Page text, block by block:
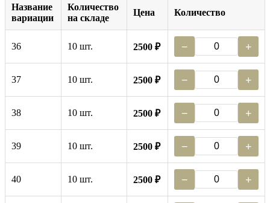
Название
вариации
Количество
на складе
Цена Количество
36 10 шт. 2500 ₽ − +
37 10 шт. 2500 ₽ − +
38 10 шт. 2500 ₽ − +
39 10 шт. 2500 ₽ − +
40 10 шт. 2500 ₽ − +